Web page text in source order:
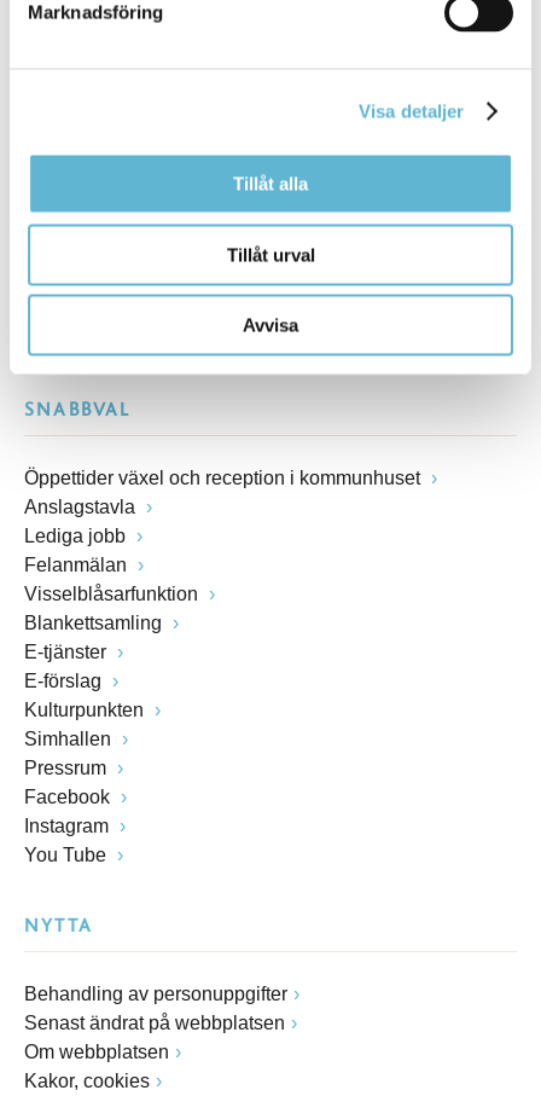
Marknadsföring
Visa detaljer
Tillåt alla
Tillåt urval
Avvisa
Besöksadress
www.bromolla.se
Växel: 0456-82 20 00
SNABBVAL
Öppettider växel och reception i kommunhuset
Anslagstavla
Lediga jobb
Felanmälan
Visselblåsarfunktion
Blankettsamling
E-tjänster
E-förslag
Kulturpunkten
Simhallen
Pressrum
Facebook
Instagram
You Tube
NYTTA
Behandling av personuppgifter
Senast ändrat på webbplatsen
Om webbplatsen
Kakor, cookies